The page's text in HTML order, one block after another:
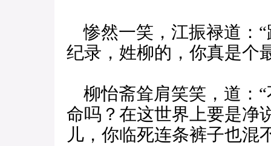
惨然一笑，江振禄道：
纪录，姓柳的，你真是个
柳怡斋耸肩笑笑，道：
命吗？在这世界上要是净
儿，你临死连条裤子也混